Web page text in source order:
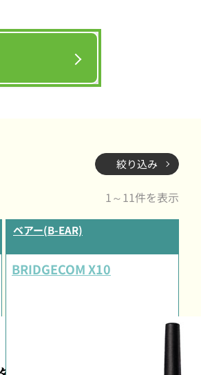
絞り込み
1～11件を表示
ベアー(B-EAR)
BRIDGECOM X10